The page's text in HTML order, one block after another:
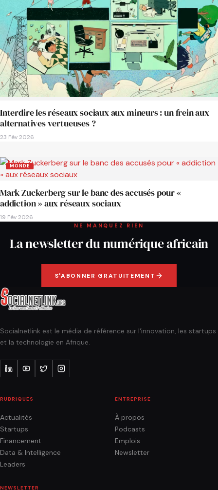
Interdire les réseaux sociaux aux mineurs : un frein aux
alternatives vertueuses ?
23 Fév 2026
MONDE
Mark Zuckerberg sur le banc des accusés pour «
addiction » aux réseaux sociaux
19 Fév 2026
NE MANQUEZ RIEN
La newsletter du numérique africain
S'ABONNER GRATUITEMENT
Socialnetlink est le média de référence sur l'innovation, les startups
et la technologie en Afrique.
RUBRIQUES
Actualités
Startups
Financement
Data & Intelligence
Leaders
ENTREPRISE
À propos
Podcasts
Emplois
Newsletter
NEWSLETTER